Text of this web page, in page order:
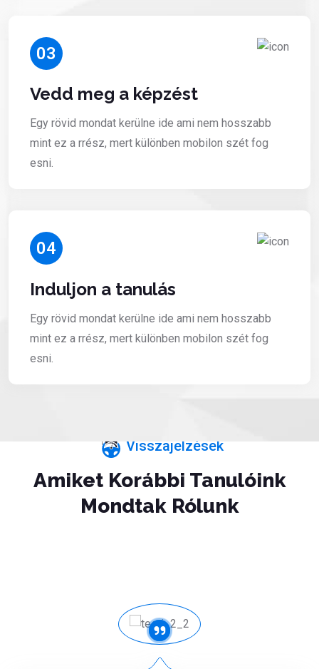
03
Vedd meg a képzést
Egy rövid mondat kerülne ide ami nem hosszabb
mint ez a rrész, mert különben mobilon szét fog
esni.
04
Induljon a tanulás
Egy rövid mondat kerülne ide ami nem hosszabb
mint ez a rrész, mert különben mobilon szét fog
esni.
Visszajelzések
Amiket Korábbi Tanulóink
Mondtak Rólunk